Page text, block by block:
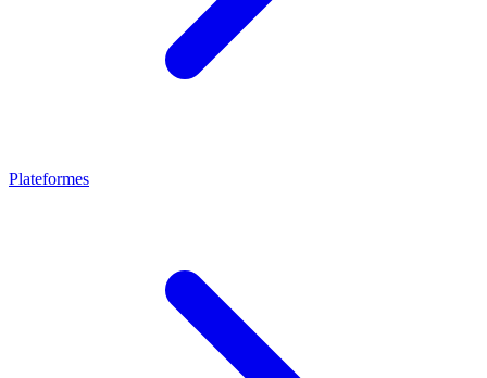
Plateformes